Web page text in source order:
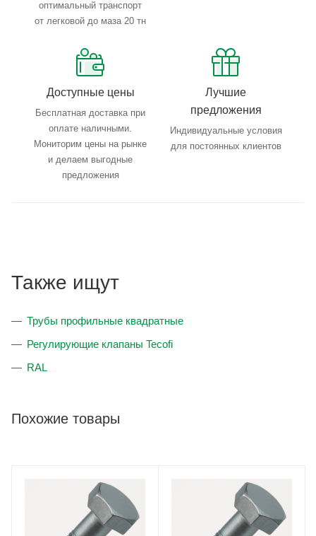
оптимальный транспорт
от легковой до маза 20 тн
Доступные цены
Бесплатная доставка при
оплате наличными.
Мониторим цены на рынке
и делаем выгодные
предложения
Лучшие
предложения
Индивидуальные условия
для постоянных клиентов
Также ищут
Трубы профильные квадратные
Регулирующие клапаны Tecofi
RAL
Похожие товары